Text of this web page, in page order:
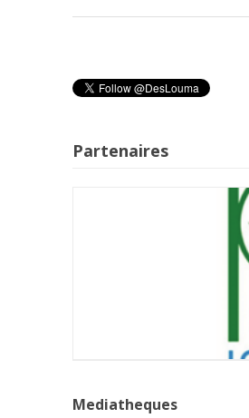
Partenaires
Mediatheques